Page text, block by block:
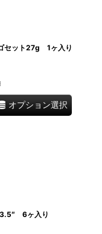
セット27g 1ヶ入り
オプション選択
6ヶ入り